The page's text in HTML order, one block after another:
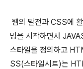
웹의 발전과 CSS에
밍을 시작하면서
스타일을 정의하고
SS(스타일시트)는